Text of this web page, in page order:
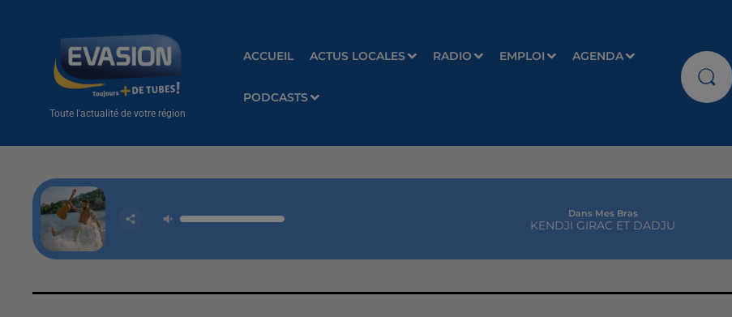
Toute l'actualité de votre région
ACCUEIL ACTUS LOCALES RADIO EMPLOI AGENDA
PODCASTS
Dans Mes Bras
KENDJI GIRAC ET DADJU